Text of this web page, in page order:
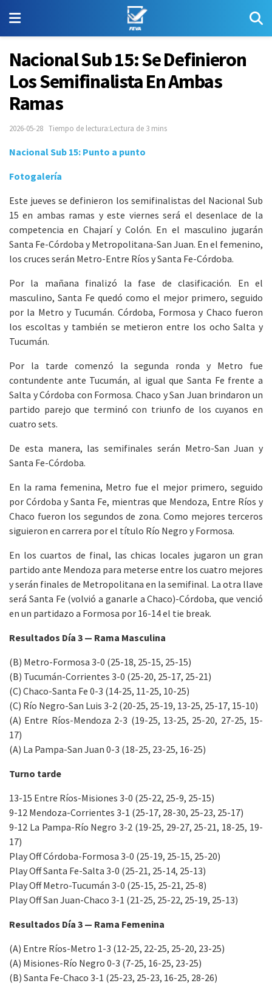
Nacional Sub 15: Se Definieron
Los Semifinalista En Ambas
Ramas
2026-05-28 Tiempo de lectura:Lectura de 3 mins
Nacional Sub 15: Punto a punto
Fotogalería
Este jueves se definieron los semifinalistas del Nacional Sub
15 en ambas ramas y este viernes será el desenlace de la
competencia en Chajarí y Colón. En el masculino jugarán
Santa Fe-Córdoba y Metropolitana-San Juan. En el femenino,
los cruces serán Metro-Entre Ríos y Santa Fe-Córdoba.
Por la mañana finalizó la fase de clasificación. En el
masculino, Santa Fe quedó como el mejor primero, seguido
por la Metro y Tucumán. Córdoba, Formosa y Chaco fueron
los escoltas y también se metieron entre los ocho Salta y
Tucumán.
Por la tarde comenzó la segunda ronda y Metro fue
contundente ante Tucumán, al igual que Santa Fe frente a
Salta y Córdoba con Formosa. Chaco y San Juan brindaron un
partido parejo que terminó con triunfo de los cuyanos en
cuatro sets.
De esta manera, las semifinales serán Metro-San Juan y
Santa Fe-Córdoba.
En la rama femenina, Metro fue el mejor primero, seguido
por Córdoba y Santa Fe, mientras que Mendoza, Entre Ríos y
Chaco fueron los segundos de zona. Como mejores terceros
siguieron en carrera por el título Río Negro y Formosa.
En los cuartos de final, las chicas locales jugaron un gran
partido ante Mendoza para meterse entre los cuatro mejores
y serán finales de Metropolitana en la semifinal. La otra llave
será Santa Fe (volvió a ganarle a Chaco)-Córdoba, que venció
en un partidazo a Formosa por 16-14 el tie break.
Resultados Día 3 — Rama Masculina
(B) Metro-Formosa 3-0 (25-18, 25-15, 25-15)
(B) Tucumán-Corrientes 3-0 (25-20, 25-17, 25-21)
(C) Chaco-Santa Fe 0-3 (14-25, 11-25, 10-25)
(C) Río Negro-San Luis 3-2 (20-25, 25-19, 13-25, 25-17, 15-10)
(A) Entre Ríos-Mendoza 2-3 (19-25, 13-25, 25-20, 27-25, 15-
17)
(A) La Pampa-San Juan 0-3 (18-25, 23-25, 16-25)
Turno tarde
13-15 Entre Ríos-Misiones 3-0 (25-22, 25-9, 25-15)
9-12 Mendoza-Corrientes 3-1 (25-17, 28-30, 25-23, 25-17)
9-12 La Pampa-Río Negro 3-2 (19-25, 29-27, 25-21, 18-25, 19-
17)
Play Off Córdoba-Formosa 3-0 (25-19, 25-15, 25-20)
Play Off Santa Fe-Salta 3-0 (25-21, 25-14, 25-13)
Play Off Metro-Tucumán 3-0 (25-15, 25-21, 25-8)
Play Off San Juan-Chaco 3-1 (21-25, 25-22, 25-19, 25-13)
Resultados Día 3 — Rama Femenina
(A) Entre Ríos-Metro 1-3 (12-25, 22-25, 25-20, 23-25)
(A) Misiones-Río Negro 0-3 (7-25, 16-25, 23-25)
(B) Santa Fe-Chaco 3-1 (25-23, 25-23, 16-25, 28-26)